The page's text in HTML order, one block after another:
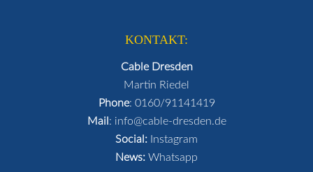
KONTAKT:
Cable Dresden
Martin Riedel
Phone: 0160/91141419
Mail : info@cable-dresden.de
Social: Instagram
News: Whatsapp